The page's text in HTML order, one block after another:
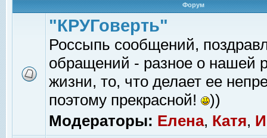
Форум
"КРУГоверть"
Россыпь сообщений,
обращений - разное о нашей
жизни, то, что делает ее
поэтому прекрасной!
))
Модераторы: Елена, Катя,